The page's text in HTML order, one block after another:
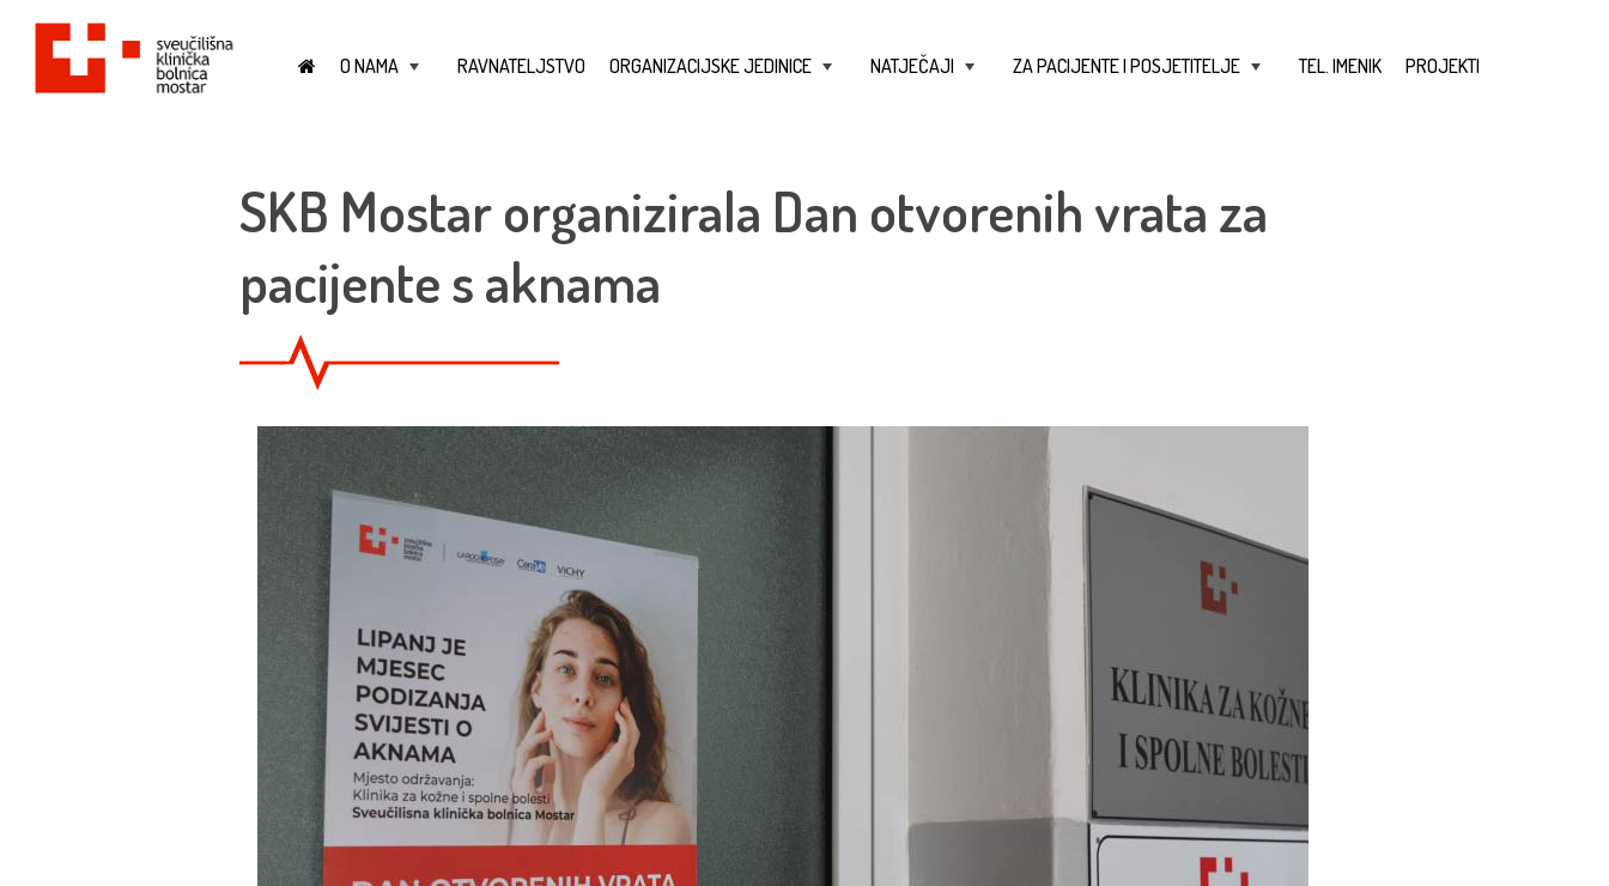
O NAMA RAVNATELJSTVO ORGANIZACIJSKE JEDINICE NATJEČAJI ZA PACIJENTE I POSJETITELJE TEL. IMENIK PROJEKTI
SKB Mostar organizirala Dan otvorenih vrata za
pacijente s aknama